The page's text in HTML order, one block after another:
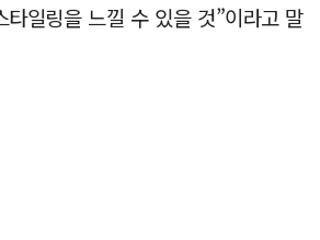
타일링을 느낄 수 있을 것”이라고 말